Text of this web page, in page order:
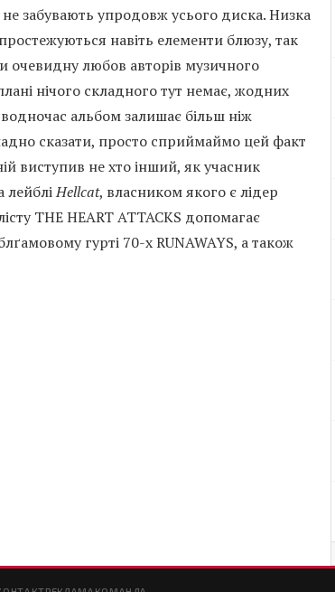
забувають упродовж усього диска. Низка
навіть елементи блюзу, так
очевидну любов авторів музичного
нічого складного тут немає, жодних
альбом залишає більш ніж
сказати, просто сприймаймо цей факт
виступив не хто інший, як учасник
лейбліHellcat, власником якого є лідер
THE HEART ATTACKS допомагає
гурті 70-х RUNAWAYS, а також